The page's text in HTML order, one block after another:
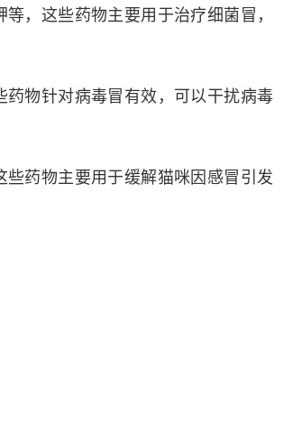
，这些药物主要用于治疗细菌冒，
物针对病毒冒有效，可以干扰病毒
药物主要用于缓解猫咪因感冒引发